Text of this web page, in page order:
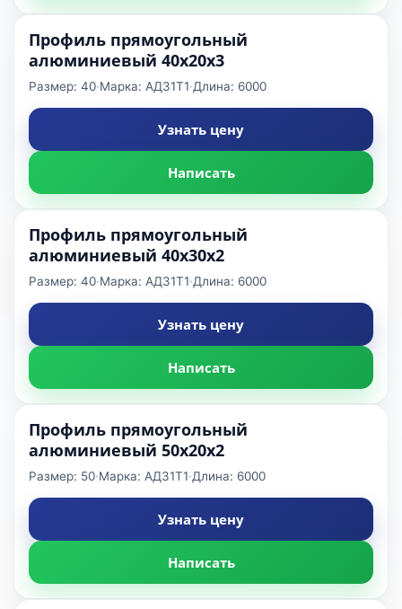
Профиль прямоугольный
алюминиевый 40x20x3
Размер: 40·Марка: АД31Т1·Длина: 6000
Узнать цену
Написать
Профиль прямоугольный
алюминиевый 40x30x2
Размер: 40·Марка: АД31Т1·Длина: 6000
Узнать цену
Написать
Профиль прямоугольный
алюминиевый 50x20x2
Размер: 50·Марка: АД31Т1·Длина: 6000
Узнать цену
Написать